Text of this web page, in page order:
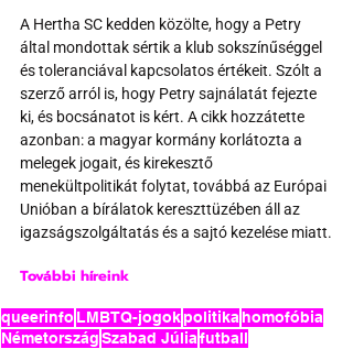
A Hertha SC kedden közölte, hogy a Petry
által mondottak sértik a klub sokszínűséggel
és toleranciával kapcsolatos értékeit. Szólt a
szerző arról is, hogy Petry sajnálatát fejezte
ki, és bocsánatot is kért. A cikk hozzátette
azonban: a magyar kormány korlátozta a
melegek jogait, és kirekesztő
menekültpolitikát folytat, továbbá az Európai
Unióban a bírálatok kereszttüzében áll az
igazságszolgáltatás és a sajtó kezelése miatt.
További híreink
queerinfo LMBTQ-jogokpolitikahomofóbia
NémetországSzabad Júliafutball